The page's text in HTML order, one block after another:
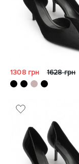
1308 грн 1628 грн